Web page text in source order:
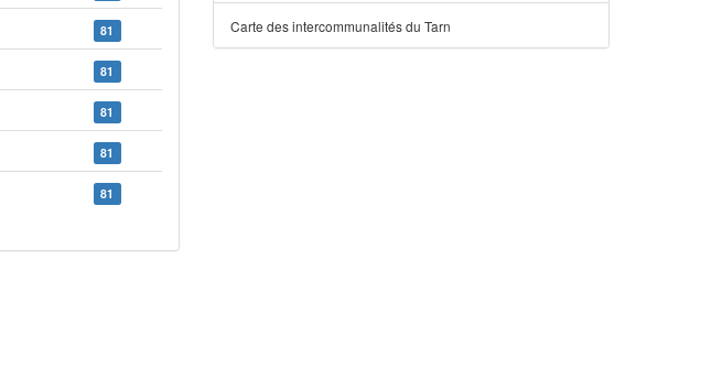
81
81
81
81
81
Carte des intercommunalités du Tarn